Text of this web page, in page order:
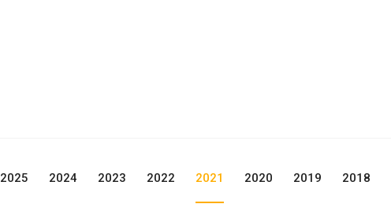
2025 2024 2023 2022 2021 2020 2019 2018